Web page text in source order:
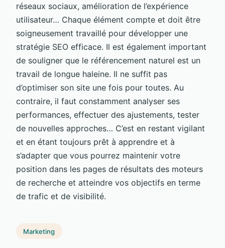
réseaux sociaux, amélioration de l’expérience
utilisateur… Chaque élément compte et doit être
soigneusement travaillé pour développer une
stratégie SEO efficace. Il est également important
de souligner que le référencement naturel est un
travail de longue haleine. Il ne suffit pas
d’optimiser son site une fois pour toutes. Au
contraire, il faut constamment analyser ses
performances, effectuer des ajustements, tester
de nouvelles approches… C’est en restant vigilant
et en étant toujours prêt à apprendre et à
s’adapter que vous pourrez maintenir votre
position dans les pages de résultats des moteurs
de recherche et atteindre vos objectifs en terme
de trafic et de visibilité.
Marketing